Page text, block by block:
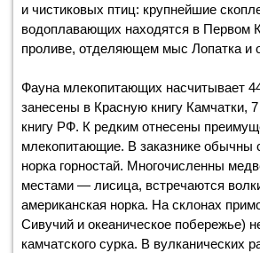
и чистиковых птиц: крупнейшие
водоплавающих находятся в Первом
проливе, отделяющем мыс Лопатка и
Фауна млекопитающих насчитывает
занесены в Красную книгу Камчатки,
книгу РФ. К редким отнесены
млекопитающие. В заказнике обычны
норка горностай. Многочисленны
местами — лисица, встречаются
американская норка. На склонах
Сивучий и океаническое побережье)
камчатского сурка. В вулканических